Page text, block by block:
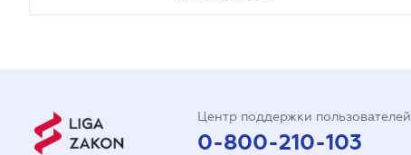
Центр поддержки пользователей
0-800-210-103